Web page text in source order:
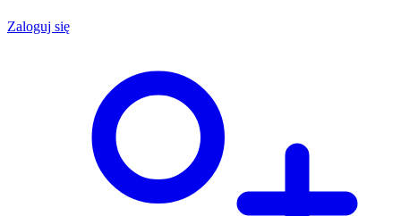
Zaloguj się